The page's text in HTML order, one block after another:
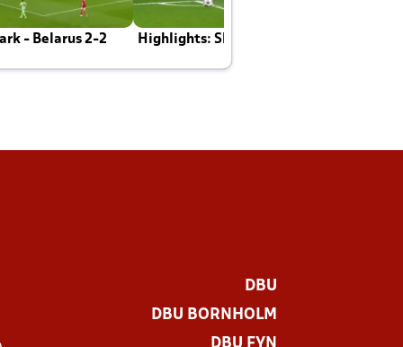
- Belarus 2-2 Highlights: Skotland - Danmark 4-2
DBU
DBU BORNHOLM